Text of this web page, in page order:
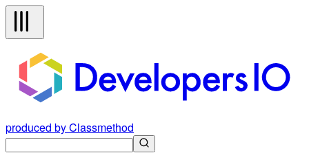
produced by Classmethod